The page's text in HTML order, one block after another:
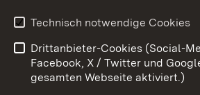
Datenschutz
Impressum
Cookies
Technisch notwendige Cookies
Drittanbieter-Cookies (Social-
Facebook, X / Twitter und
gesamten Webseite aktiviert.)